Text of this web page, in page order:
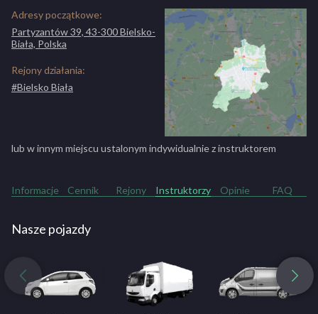
ZOBACZ PEŁNY OPIS SZKOŁY
Adresy początkowe:
Partyzantów 39, 43-300 Bielsko-
Biała, Polska
Rejony działania:
#Bielsko Biała
lub w innym miejscu ustalonym indywidualnie z instruktorem
Informacje Cennik Rejony Instruktorzy Opinie FAQ
Nasze pojazdy